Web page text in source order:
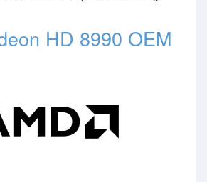
HD 8990 OEM